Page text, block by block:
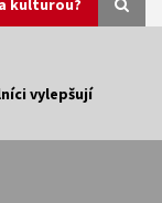
kulturou?
vylepšují